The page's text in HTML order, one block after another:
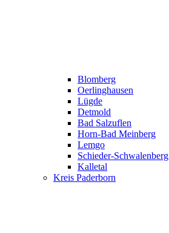
Blomberg
Oerlinghausen
Lügde
Detmold
Bad Salzuflen
Horn-Bad Meinberg
Lemgo
Schieder-Schwalenberg
Kalletal
Kreis Paderborn